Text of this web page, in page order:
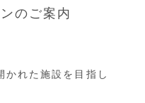
のご案内
かれた施設を目指し